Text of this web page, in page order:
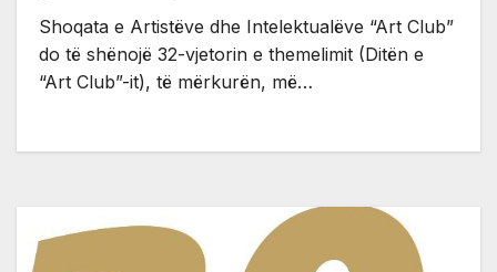
Shoqata e Artistëve dhe Intelektualëve “Art Club”
do të shënojë 32-vjetorin e themelimit (Ditën e
“Art Club”-it), të mërkurën, më…